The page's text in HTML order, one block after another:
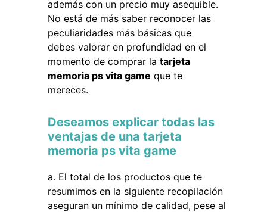
además con un precio muy asequible.
No está de más saber reconocer las
peculiaridades más básicas que
debes valorar en profundidad en el
momento de comprar la tarjeta
memoria ps vita game que te
mereces.
Deseamos explicar todas las
ventajas de una tarjeta
memoria ps vita game
El total de los productos que te
resumimos en la siguiente recopilación
aseguran un mínimo de calidad, pese al